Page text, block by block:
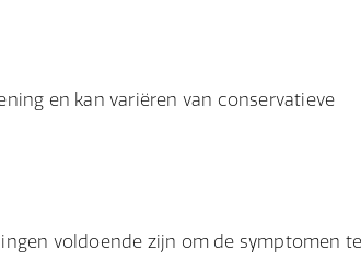
en kan variëren van conservatieve
voldoende zijn om de symptomen te